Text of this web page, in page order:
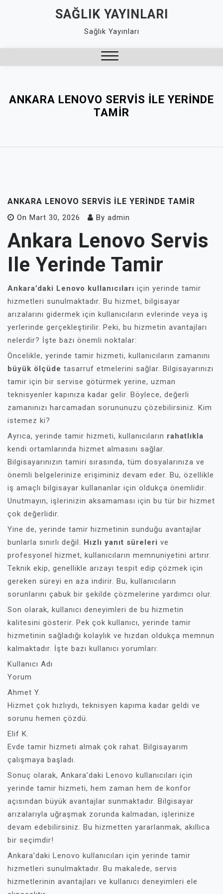
SAĞLIK YAYINLARI
Sağlık Yayınları
ANKARA LENOVO SERVIS İLE YERINDE
TAMIR
ANKARA LENOVO SERVIS İLE YERINDE TAMIR
On Mart 30, 2026 By admin
Ankara Lenovo Servis
Ile Yerinde Tamir
Ankara’daki Lenovo kullanıcıları için yerinde tamir
hizmetleri sunulmaktadır. Bu hizmet, bilgisayar
arızalarını gidermek için kullanıcıların evlerinde veya iş
yerlerinde gerçekleştirilir. Peki, bu hizmetin avantajları
nelerdir? İşte bazı önemli noktalar:
Öncelikle, yerinde tamir hizmeti, kullanıcıların zamanını
büyük ölçüde tasarruf etmelerini sağlar. Bilgisayarınızı
tamir için bir servise götürmek yerine, uzman
teknisyenler kapınıza kadar gelir. Böylece, değerli
zamanınızı harcamadan sorununuzu çözebilirsiniz. Kim
istemez ki?
Ayrıca, yerinde tamir hizmeti, kullanıcıların rahatlıkla
kendi ortamlarında hizmet almasını sağlar.
Bilgisayarınızın tamiri sırasında, tüm dosyalarınıza ve
önemli belgelerinize erişiminiz devam eder. Bu, özellikle
iş amaçlı bilgisayar kullananlar için oldukça önemlidir.
Unutmayın, işlerinizin aksamaması için bu tür bir hizmet
çok değerlidir.
Yine de, yerinde tamir hizmetinin sunduğu avantajlar
bunlarla sınırlı değil. Hızlı yanıt süreleri ve
profesyonel hizmet, kullanıcıların memnuniyetini artırır.
Teknik ekip, genellikle arızayı tespit edip çözmek için
gereken süreyi en aza indirir. Bu, kullanıcıların
sorunlarını çabuk bir şekilde çözmelerine yardımcı olur.
Son olarak, kullanıcı deneyimleri de bu hizmetin
kalitesini gösterir. Pek çok kullanıcı, yerinde tamir
hizmetinin sağladığı kolaylık ve hızdan oldukça memnun
kalmaktadır. İşte bazı kullanıcı yorumları:
Kullanıcı Adı
Yorum
Ahmet Y.
Hizmet çok hızlıydı, teknisyen kapıma kadar geldi ve
sorunu hemen çözdü.
Elif K.
Evde tamir hizmeti almak çok rahat. Bilgisayarım
çalışmaya başladı.
Sonuç olarak, Ankara’daki Lenovo kullanıcıları için
yerinde tamir hizmeti, hem zaman hem de konfor
açısından büyük avantajlar sunmaktadır. Bilgisayar
arızalarıyla uğraşmak zorunda kalmadan, işlerinize
devam edebilirsiniz. Bu hizmetten yararlanmak, akıllıca
bir seçimdir!
Ankara’daki Lenovo kullanıcıları için yerinde tamir
hizmetleri sunulmaktadır. Bu makalede, servis
hizmetlerinin avantajları ve kullanıcı deneyimleri ele